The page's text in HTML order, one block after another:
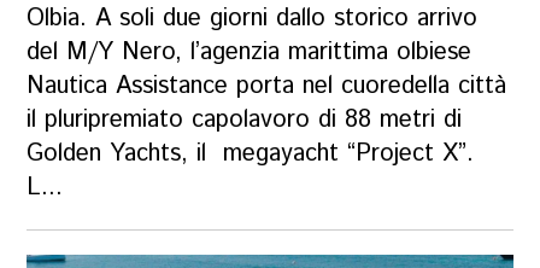
Olbia. A soli due giorni dallo storico arrivo
del M/Y Nero, l’agenzia marittima olbiese
Nautica Assistance porta nel cuoredella città
il pluripremiato capolavoro di 88 metri di
Golden Yachts, il megayacht “Project X”.
L...